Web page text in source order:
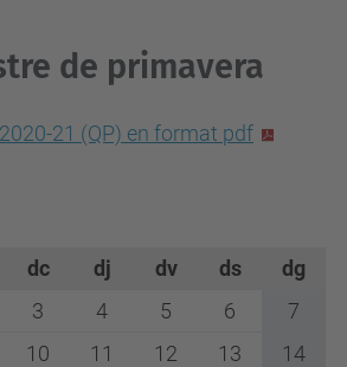
de primavera
21 (QP) en format pdf
dc dj dv ds
dg
3 4 5 6
7
10 11 12 13
14